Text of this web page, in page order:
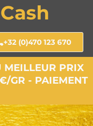
+32 (0)470 123 670
MEILLEUR PRIX
GR - PAIEMENT